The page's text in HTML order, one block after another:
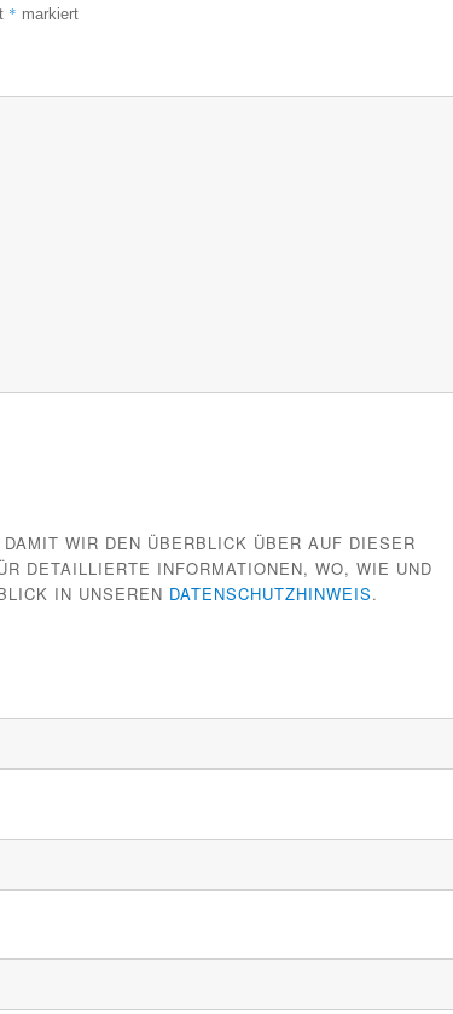
* markiert
WIR DEN ÜBERBLICK ÜBER AUF DIESER
DETAILLIERTE INFORMATIONEN, WO, WIE UND
IN UNSEREN DATENSCHUTZHINWEIS.